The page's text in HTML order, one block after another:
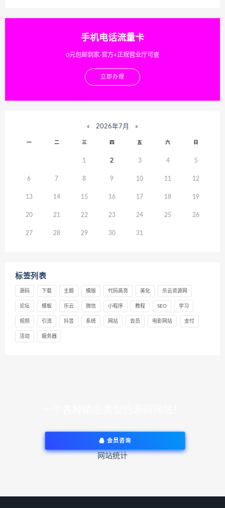
手机电话流量卡
0元包邮到家-官方+正规营业厅可查
立即办理
« 2026年7月 »
一 二 三 四 五 六 日
1 2 3 4 5
6 7 8 9 10 11 12
13 14 15 16 17 18 19
20 21 22 23 24 25 26
27 28 29 30 31
标签列表
源码 下载 主题 模版 代码高亮 美化 乐云资源网
论坛 模板 乐云 微信 小程序 教程 SEO 学习
视频 引流 抖音 系统 网站 会员 电影网站 支付
活动 服务器
会员咨询
网站统计